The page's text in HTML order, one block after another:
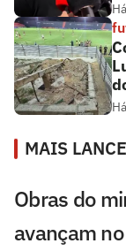
MAIS
Obras do
avançam